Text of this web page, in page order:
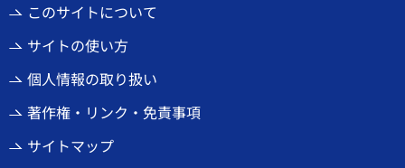
このサイトについて
サイトの使い方
個人情報の取り扱い
著作権・リンク・免責事項
サイトマップ